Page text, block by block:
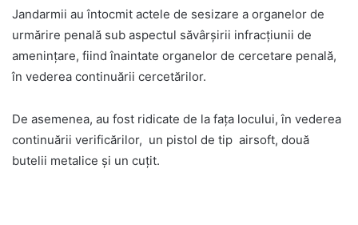
Jandarmii au întocmit actele de sesizare a organelor de
urmărire penală sub aspectul săvârșirii infracțiunii de
amenințare, fiind înaintate organelor de cercetare penală,
în vederea continuării cercetărilor.
De asemenea, au fost ridicate de la fața locului, în vederea
continuării verificărilor, un pistol de tip airsoft, două
butelii metalice și un cuțit.